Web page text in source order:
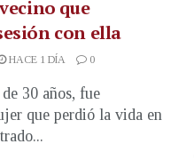
que
con ella
HACE 1 DÍA 0
30 años, fue
que perdió la vida en